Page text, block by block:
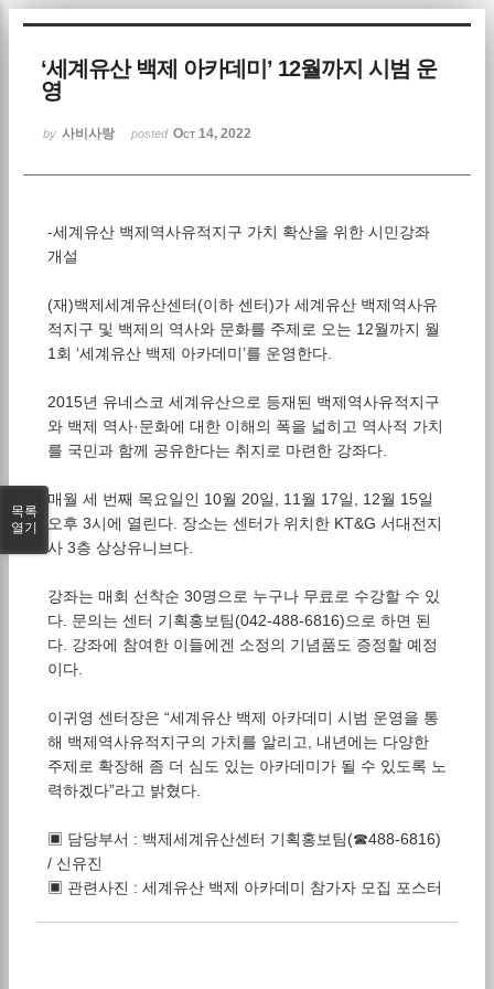
‘세계유산 백제 아카데미’ 12월까지 시범 운
영
by 사비사랑 posted Oct 14, 2022
-세계유산 백제역사유적지구 가치 확산을 위한 시민강좌
개설
(재)백제세계유산센터(이하 센터)가 세계유산 백제역사유
적지구 및 백제의 역사와 문화를 주제로 오는 12월까지 월
1회 ‘세계유산 백제 아카데미’를 운영한다.
2015년 유네스코 세계유산으로 등재된 백제역사유적지구
와 백제 역사·문화에 대한 이해의 폭을 넓히고 역사적 가치
를 국민과 함께 공유한다는 취지로 마련한 강좌다.
매월 세 번째 목요일인 10월 20일, 11월 17일, 12월 15일
오후 3시에 열린다. 장소는 센터가 위치한 KT&G 서대전지
사 3층 상상유니브다.
강좌는 매회 선착순 30명으로 누구나 무료로 수강할 수 있
다. 문의는 센터 기획홍보팀(042-488-6816)으로 하면 된
다. 강좌에 참여한 이들에겐 소정의 기념품도 증정할 예정
이다.
이귀영 센터장은 “세계유산 백제 아카데미 시범 운영을 통
해 백제역사유적지구의 가치를 알리고, 내년에는 다양한
주제로 확장해 좀 더 심도 있는 아카데미가 될 수 있도록 노
력하겠다”라고 밝혔다.
▣ 담당부서 : 백제세계유산센터 기획홍보팀(☎488-6816)
/ 신유진
▣ 관련사진 : 세계유산 백제 아카데미 참가자 모집 포스터
목록
열기
Sketchbook5, 스케치북5
Sketchbook5, 스케치북5